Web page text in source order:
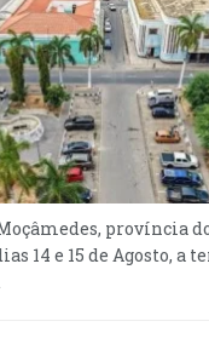
província
14 e 15 de Agosto, a